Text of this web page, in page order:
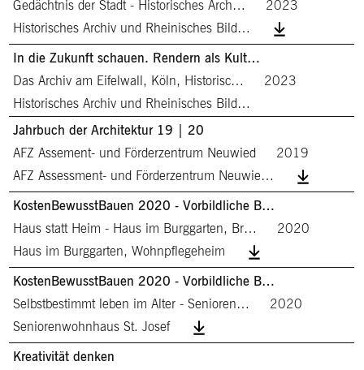
Gedächtnis der Stadt - Historisches Arch…
2023
Historisches Archiv und Rheinisches Bild…
In die Zukunft schauen. Rendern als Kult…
Das Archiv am Eifelwall, Köln, Historisc…
2023
Historisches Archiv und Rheinisches Bild…
Jahrbuch der Architektur 19 | 20
AFZ Assement- und Förderzentrum Neuwied
2019
AFZ Assessment- und Förderzentrum Neuwie…
KostenBewusstBauen 2020 - Vorbildliche B…
Haus statt Heim - Haus im Burggarten, Br…
2020
Haus im Burggarten, Wohnpflegeheim
KostenBewusstBauen 2020 - Vorbildliche B…
Selbstbestimmt leben im Alter - Senioren…
2020
Seniorenwohnhaus St. Josef
Kreativität denken